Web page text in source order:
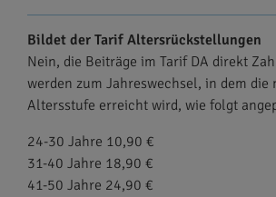
Bildet der Tarif Altersrückstellungen
Nein, die Beiträge im Tarif DA direkt
werden zum Jahreswechsel, in dem die
Altersstufe erreicht wird, wie folgt
24-30 Jahre 10,90 €
31-40 Jahre 18,90 €
41-50 Jahre 24,90 €